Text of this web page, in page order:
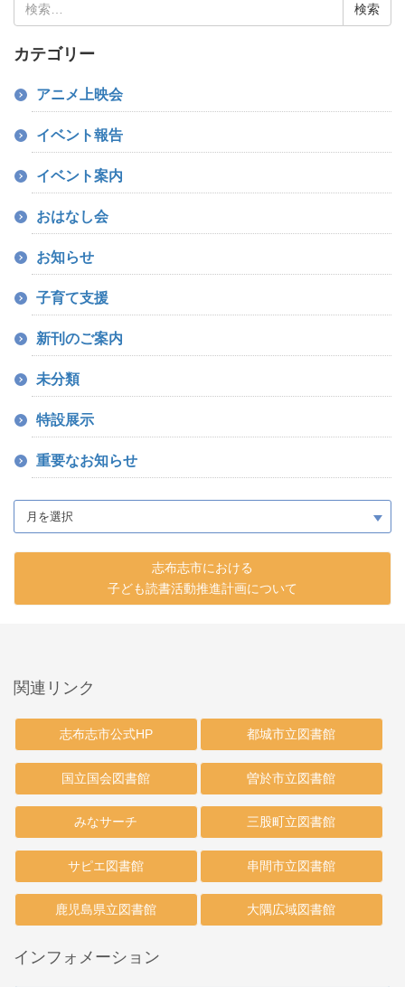
索:
カテゴリー
アニメ上映会
イベント報告
イベント案内
おはなし会
お知らせ
子育て支援
新刊のご案内
未分類
特設展示
重要なお知らせ
志布志市における
子ども読書活動推進計画について
関連リンク
志布志市公式HP
国立国会図書館
みなサーチ
サピエ図書館
鹿児島県立図書館
都城市立図書館
曽於市立図書館
三股町立図書館
串間市立図書館
大隅広域図書館
インフォメーション